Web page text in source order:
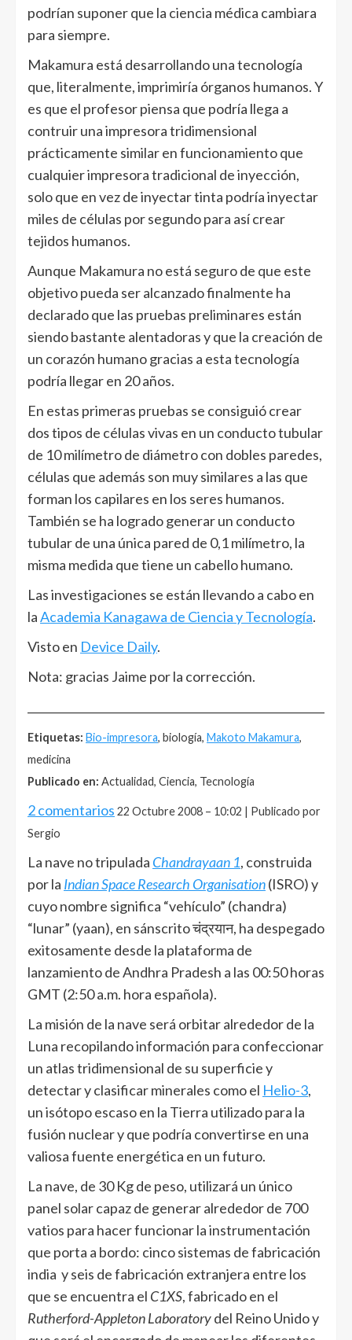
podrían suponer que la ciencia médica cambiara
para siempre.
Makamura está desarrollando una tecnología
que, literalmente, imprimiría órganos humanos. Y
es que el profesor piensa que podría llega a
contruir una impresora tridimensional
prácticamente similar en funcionamiento que
cualquier impresora tradicional de inyección,
solo que en vez de inyectar tinta podría inyectar
miles de células por segundo para así crear
tejidos humanos.
Aunque Makamura no está seguro de que este
objetivo pueda ser alcanzado finalmente ha
declarado que las pruebas preliminares están
siendo bastante alentadoras y que la creación de
un corazón humano gracias a esta tecnología
podría llegar en 20 años.
En estas primeras pruebas se consiguió crear
dos tipos de células vivas en un conducto tubular
de 10 milímetro de diámetro con dobles paredes,
células que además son muy similares a las que
forman los capilares en los seres humanos.
También se ha logrado generar un conducto
tubular de una única pared de 0,1 milímetro, la
misma medida que tiene un cabello humano.
Las investigaciones se están llevando a cabo en
laAcademia Kanagawa de Ciencia y Tecnología.
Visto en Device Daily.
Nota: gracias Jaime por la corrección.
Etiquetas: Bio-impresora, biología, Makoto Makamura,
medicina
Publicado en: Actualidad, Ciencia, Tecnología
2 comentarios 22 Octubre 2008 – 10:02 | Publicado por
Sergio
La nave no tripulada Chandrayaan 1, construida
por la Indian Space Research Organisation(ISRO) y
cuyo nombre significa “vehículo” (chandra)
“lunar” (yaan), en sánscrito चंद्रयान, ha despegado
exitosamente desde la plataforma de
lanzamiento de Andhra Pradesh a las 00:50 horas
GMT (2:50 a.m. hora española).
La misión de la nave será orbitar alrededor de la
Luna recopilando información para confeccionar
un atlas tridimensional de su superficie y
detectar y clasificar minerales como el Helio-3,
un isótopo escaso en la Tierra utilizado para la
fusión nuclear y que podría convertirse en una
valiosa fuente energética en un futuro.
La nave, de 30 Kg de peso, utilizará un único
panel solar capaz de generar alrededor de 700
vatios para hacer funcionar la instrumentación
que porta a bordo: cinco sistemas de fabricación
india y seis de fabricación extranjera entre los
que se encuentra el C1XS, fabricado en el
Rutherford-Appleton Laboratorydel Reino Unido y